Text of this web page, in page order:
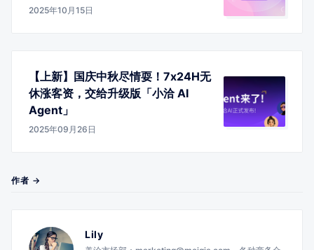
2025年10月15日
【上新】国庆中秋尽情耍！7x24H无
休涨客资，交给升级版「小洽 AI
Agent」
2025年09月26日
作者 →
Lily